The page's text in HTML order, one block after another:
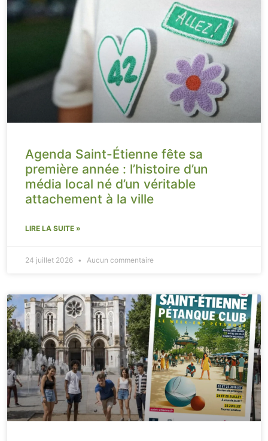
Agenda Saint-Étienne fête sa
première année : l’histoire d’un
média local né d’un véritable
attachement à la ville
LIRE LA SUITE »
24 juillet 2026 Aucun commentaire